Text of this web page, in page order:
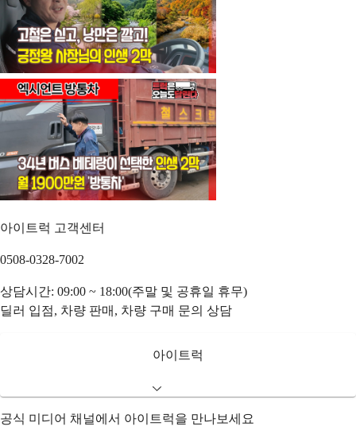
아이트럭 고객센터
0508-0328-7002
상담시간: 09:00 ~ 18:00(주말 및 공휴일 휴무)
딜러 입점, 차량 판매, 차량 구매 문의 상담
아이트럭
공식 미디어 채널에서 아이트럭을 만나보세요